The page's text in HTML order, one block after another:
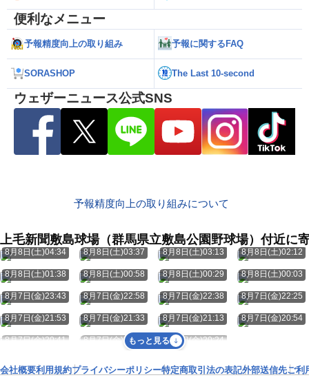
便利なメニュー
予報精度向上の取り組み 予報に関するFAQ
SORASHOP The Last 10-second
ウェザーニュース公式SNS
予報精度向上の取り組みについて
上毛新聞敷島球場（群馬県立敷島公園野球場）付近に
8月8日(土)04:34 8月8日(土)03:37 8月8日(土)03:13 8月8日(土)02:12
8月8日(土)01:38 8月8日(土)00:58 8月8日(土)00:29 8月8日(土)00:03
8月7日(金)23:43 8月7日(金)22:58 8月7日(金)22:38 8月7日(金)22:25
8月7日(金)21:53 8月7日(金)21:33 8月7日(金)21:13 8月7日(金)20:54
8月7日(金)20:41 8月7日(金)20:27 8月7日(金)20:24
もっと見る
会社概要利用規約プライバシーポリシー特定商取引法の表記外部送信先ご利